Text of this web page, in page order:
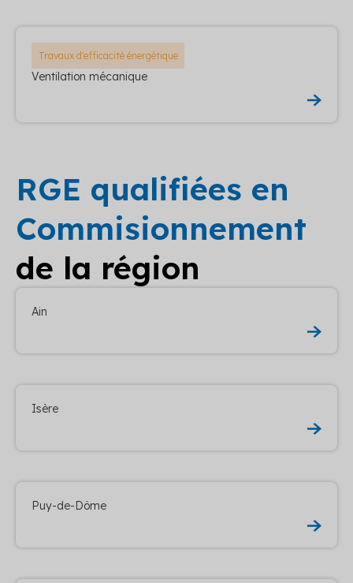
Travaux d'efficacité énergétique
Ventilation mécanique
RGE qualifiées en
Commisionnement
de la région
Ain
Isère
Puy-de-Dôme